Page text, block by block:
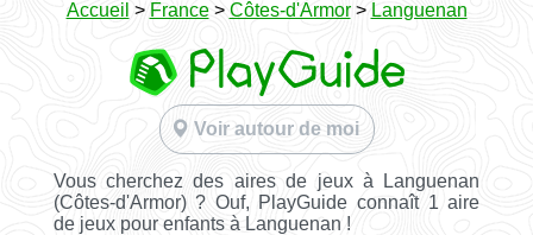
Accueil > France> Côtes-d'Armor> Languenan
Voir autour de moi
Vous cherchez des aires de jeux à Languenan
(Côtes-d'Armor) ? Ouf, PlayGuide connaît 1 aire
de jeux pour enfants à Languenan !